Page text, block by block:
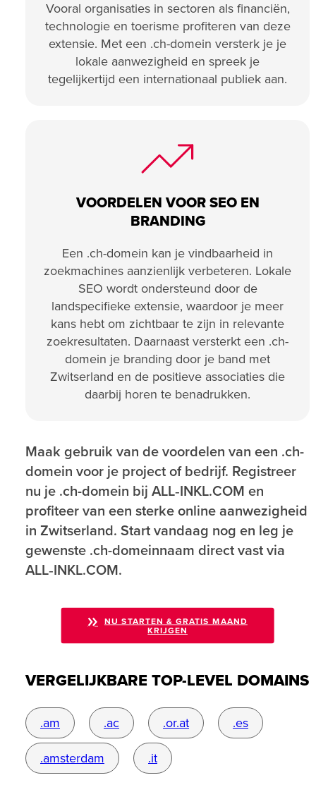
Vooral organisaties in sectoren als financiën,
technologie en toerisme profiteren van deze
extensie. Met een .ch-domein versterk je je
lokale aanwezigheid en spreek je
tegelijkertijd een internationaal publiek aan.
VOORDELEN VOOR SEO EN
BRANDING
Een .ch-domein kan je vindbaarheid in
zoekmachines aanzienlijk verbeteren. Lokale
SEO wordt ondersteund door de
landspecifieke extensie, waardoor je meer
kans hebt om zichtbaar te zijn in relevante
zoekresultaten. Daarnaast versterkt een .ch-
domein je branding door je band met
Zwitserland en de positieve associaties die
daarbij horen te benadrukken.
Maak gebruik van de voordelen van een .ch-
domein voor je project of bedrijf. Registreer
nu je .ch-domein bij ALL‑INKL.COM en
profiteer van een sterke online aanwezigheid
in Zwitserland. Start vandaag nog en leg je
gewenste .ch-domeinnaam direct vast via
ALL‑INKL.COM.
NU STARTEN & GRATIS MAAND
KRIJGEN
VERGELIJKBARE TOP-LEVEL DOMAINS
.am .ac .or.at .es
.amsterdam .it